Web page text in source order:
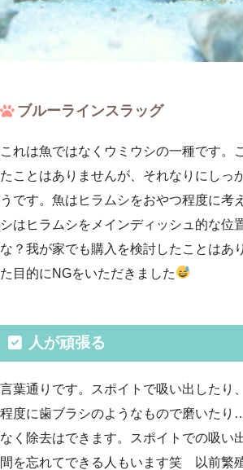
ブルーラインスラッグ
これは魚ではなくウミウシの一種です。
たことはありませんが、それなりにしっ
うです。魚はヒラムシをおやつ程度に考
シはヒラムシをメインディッシュ的な位
な？我が家でも購入を検討したことはあ
た目的にNGをいただきました
人が頑張る
言葉通りです。スポイトで吸い出したり
程度に歯ブラシのようなもので磨いたり
なく除去はできます。スポイトでの吸い
間を忘れてできる人もいます笑 以前繁